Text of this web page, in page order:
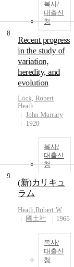
복사/
대출신
청
8
Recent progress
in the study of
variation,
heredity, and
evolution
Lock, Robert
Heath
John Murrary
1920
복사/
대출신
청
9
(新)カリキュ
ラム
Heath,Robert W
國土社
1965
복사/
대출신
청